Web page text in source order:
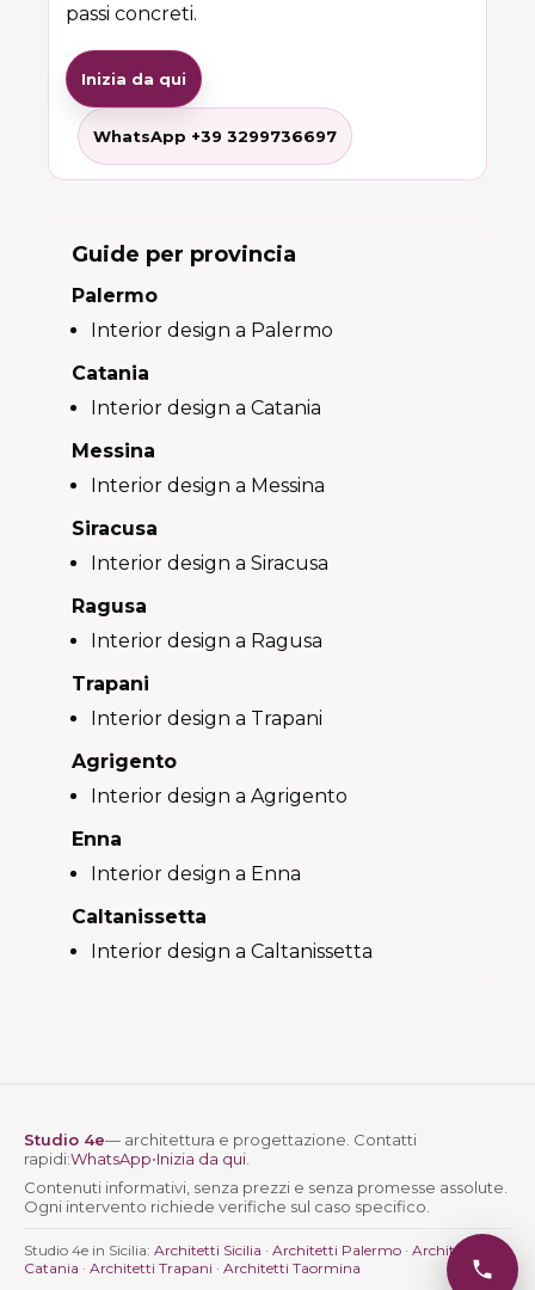
passi concreti.
Inizia da qui
WhatsApp +39 3299736697
Guide per provincia
Palermo
Interior design a Palermo
Catania
Interior design a Catania
Messina
Interior design a Messina
Siracusa
Interior design a Siracusa
Ragusa
Interior design a Ragusa
Trapani
Interior design a Trapani
Agrigento
Interior design a Agrigento
Enna
Interior design a Enna
Caltanissetta
Interior design a Caltanissetta
Studio 4e— architettura e progettazione. Contatti
rapidi:WhatsApp•Inizia da qui
Contenuti informativi, senza prezzi e senza promesse assolute.
Ogni intervento richiede verifiche sul caso specifico.
Studio 4e in Sicilia: Architetti Sicilia · Architetti Palermo · Architetti
Catania · Architetti Trapani · Architetti Taormina